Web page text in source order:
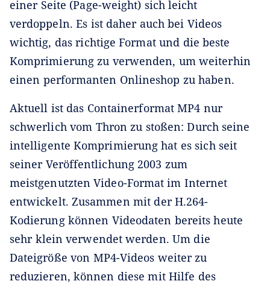
einer Seite (Page-weight) sich leicht
verdoppeln. Es ist daher auch bei Videos
wichtig, das richtige Format und die beste
Komprimierung zu verwenden, um weiterhin
einen performanten Onlineshop zu haben.
Aktuell ist das Containerformat MP4 nur
schwerlich vom Thron zu stoßen: Durch seine
intelligente Komprimierung hat es sich seit
seiner Veröffentlichung 2003 zum
meistgenutzten Video-Format im Internet
entwickelt. Zusammen mit der H.264-
Kodierung können Videodaten bereits heute
sehr klein verwendet werden. Um die
Dateigröße von MP4-Videos weiter zu
reduzieren, können diese mit Hilfe des